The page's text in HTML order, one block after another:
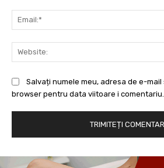
Salvați numele meu, adresa de e-
browser pentru data viitoare i comentariu.